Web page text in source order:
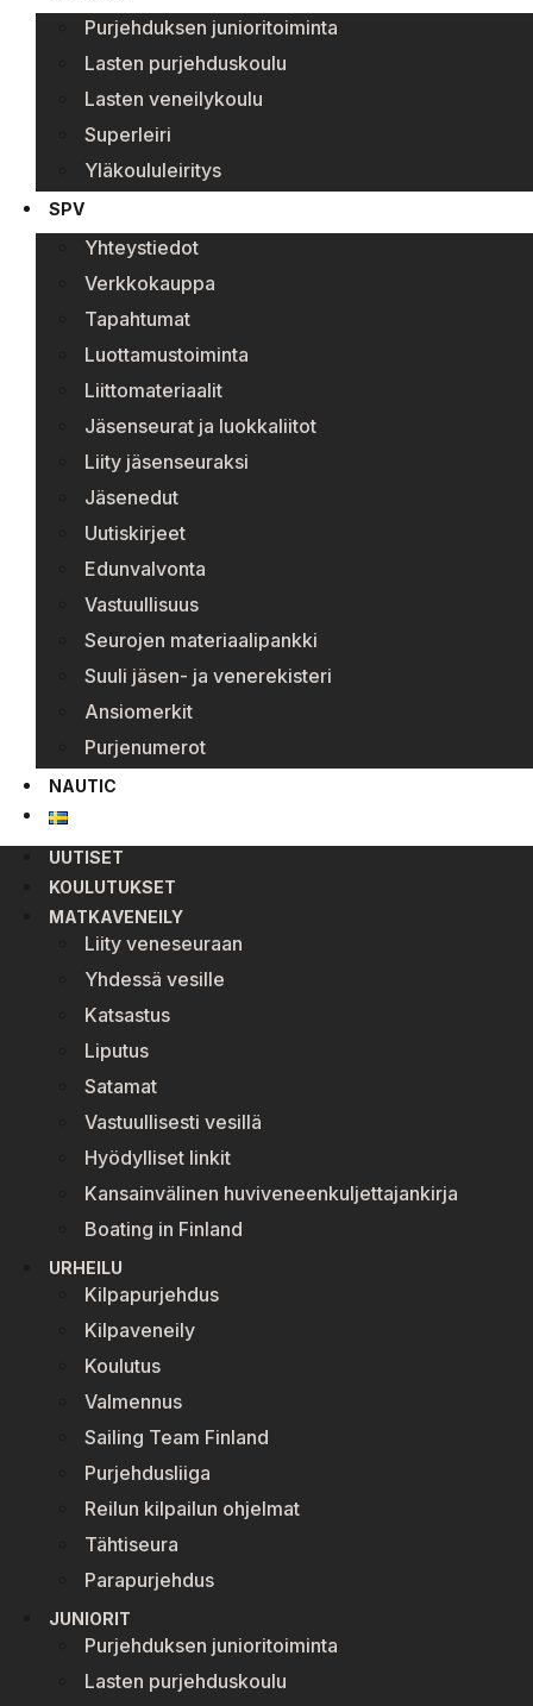
Purjehduksen junioritoiminta
Lasten purjehduskoulu
Lasten veneilykoulu
Superleiri
Yläkoululeiritys
SPV
Yhteystiedot
Verkkokauppa
Tapahtumat
Luottamustoiminta
Liittomateriaalit
Jäsenseurat ja luokkaliitot
Liity jäsenseuraksi
Jäsenedut
Uutiskirjeet
Edunvalvonta
Vastuullisuus
Seurojen materiaalipankki
Suuli jäsen- ja venerekisteri
Ansiomerkit
Purjenumerot
NAUTIC
UUTISET
KOULUTUKSET
MATKAVENEILY
Liity veneseuraan
Yhdessä vesille
Katsastus
Liputus
Satamat
Vastuullisesti vesillä
Hyödylliset linkit
Kansainvälinen huviveneenkuljettajankirja
Boating in Finland
URHEILU
Kilpapurjehdus
Kilpaveneily
Koulutus
Valmennus
Sailing Team Finland
Purjehdusliiga
Reilun kilpailun ohjelmat
Tähtiseura
Parapurjehdus
JUNIORIT
Purjehduksen junioritoiminta
Lasten purjehduskoulu